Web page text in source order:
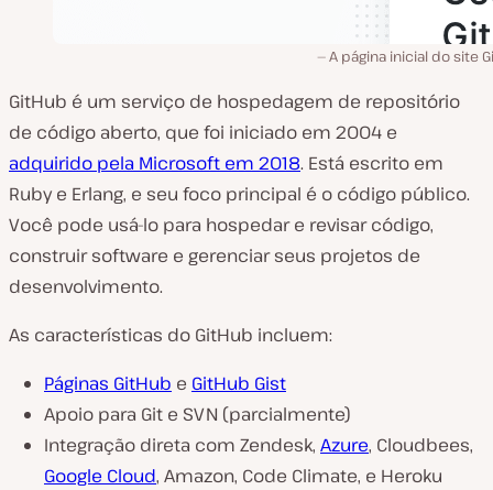
A página inicial do site
GitHub é um serviço de hospedagem de repositório
de código aberto, que foi iniciado em 2004 e
adquirido pela Microsoft em 2018. Está escrito em
Ruby e Erlang, e seu foco principal é o código público.
Você pode usá-lo para hospedar e revisar código,
construir software e gerenciar seus projetos de
desenvolvimento.
As características do GitHub incluem:
Páginas GitHub e GitHub Gist
Apoio para Git e SVN (parcialmente)
Integração direta com Zendesk, Azure, Cloudbees,
Google Cloud, Amazon, Code Climate, e Heroku